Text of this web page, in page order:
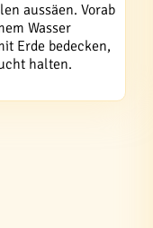
aussäen. Vorab
Wasser
Erde bedecken,
halten.